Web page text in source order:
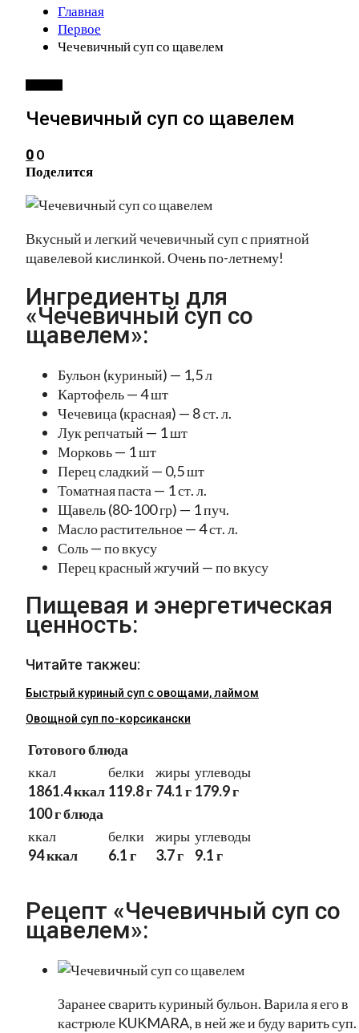
Главная
Первое
Чечевичный суп со щавелем
Чечевичный суп со щавелем
0 0
Поделится
Вкусный и легкий чечевичный суп с приятной
щавелевой кислинкой. Очень по-летнему!
Ингредиенты для
«Чечевичный суп со
щавелем»:
Бульон (куриный) — 1,5 л
Картофель — 4 шт
Чечевица (красная) — 8 ст. л.
Лук репчатый — 1 шт
Морковь — 1 шт
Перец сладкий — 0,5 шт
Томатная паста — 1 ст. л.
Щавель (80-100 гр) — 1 пуч.
Масло растительное — 4 ст. л.
Соль — по вкусу
Перец красный жгучий — по вкусу
Пищевая и энергетическая
ценность:
Читайте такжеu:
Быстрый куриный суп с овощами, лаймом
Овощной суп по-корсикански
Готового блюда
ккал
1861.4 ккал
белки
119.8 г
жиры
74.1 г
углеводы
179.9 г
100 г блюда
ккал
94 ккал
белки
6.1 г
жиры
3.7 г
углеводы
9.1 г
Рецепт «Чечевичный суп со
щавелем»:
Заранее сварить куриный бульон. Варила я его в
кастрюле KUKMARA, в ней же и буду варить суп.